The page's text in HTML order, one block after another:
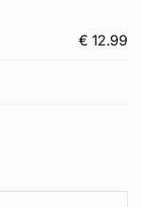
€ 12.99